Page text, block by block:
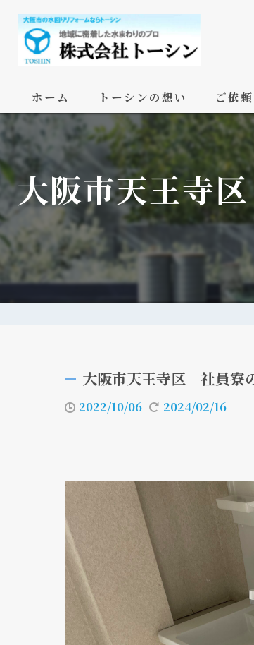
ホーム トーシンの想い ご依
大阪市天王寺
大阪市天王寺区 社員寮
2022/10/06 2024/02/16